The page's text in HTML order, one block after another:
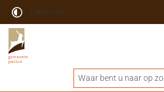
Lees voor